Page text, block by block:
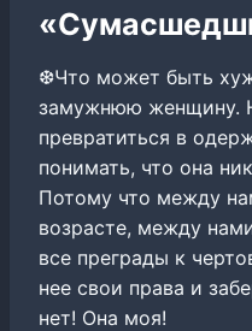
❆Что может быть
замужнюю женщину.
превратиться в
понимать, что она
Потому что между
возрасте, между
все преграды к
нее свои права и
нет! Она моя!